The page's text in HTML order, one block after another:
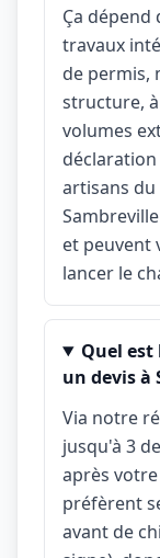
Ça dépend
travaux
de permis,
structure,
volumes
artisans
et peuvent
lancer le
Quel
un devis à
Via notre
jusqu'à 3
après
préfèrent
avant de